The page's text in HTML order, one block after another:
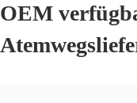
OEM